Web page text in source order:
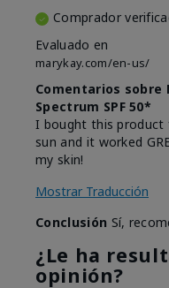
Comprador
Evaluado en
marykay.com/en-us/
Comentarios sobre
Spectrum SPF 50*
I bought this product
sun and it worked
my skin!
Mostrar Traducción
Conclusión Sí,
¿Le ha
opinión?